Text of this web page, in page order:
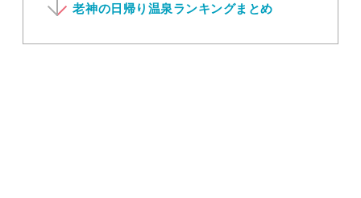
老神の日帰り温泉ランキングまとめ